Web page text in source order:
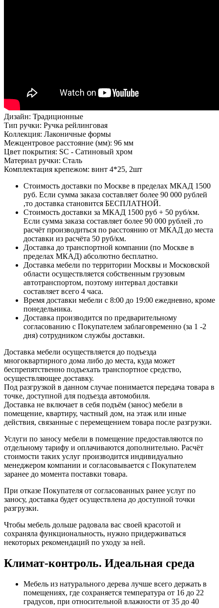
Дизайн: Традиционные
Тип ручки: Ручка рейлинговая
Коллекция: Лаконичные формы
Межцентровое расстояние (мм): 96 мм
Цвет покрытия: SC - Сатиновый хром
Материал ручки: Сталь
Комплектация крепежом: винт 4*25, 2шт
Стоимость доставки по Москве в пределах МКАД 1500
руб. Если сумма заказа составляет более 90 000 рублей
,то доставка становится БЕСПЛАТНОЙ.
Стоимость доставки за МКАД 1500 руб + 50 руб/км.
Если сумма заказа составляет более 90 000 рублей ,то
расчёт производиться по расстоянию от МКАД до места
доставки из расчёта 50 руб/км.
Доставка до транспортной компании (по Москве в
пределах МКАД) абсолютно бесплатно.
Доставка мебели по территории Москвы и Московской
области осуществляется собственным грузовым
автотранспортом, поэтому интервал доставки
составляет всего 4 часа.
Время доставки мебели с 8:00 до 19:00 ежедневно, кроме
понедельника.
Доставка производится по предварительному
согласованию с Покупателем заблаговременно (за 1 -2
дня) сотрудником службы доставки.
Доставка мебели осуществляется до подъезда
многоквартирного дома либо до места, куда может
беспрепятственно подъехать транспортное средство,
осуществляющее доставку.
Под разгрузкой в данном случае понимается передача товара в
точке, доступной для подъезда автомобиля.
Доставка не включает в себя подъём (занос) мебели в
помещение, квартиру, частный дом, на этаж или иные
действия, связанные с перемещением товара после разгрузки.
Услуги по заносу мебели в помещение предоставляются по
отдельному тарифу и оплачиваются дополнительно. Расчёт
стоимости таких услуг производится индивидуально
менеджером компании и согласовывается с Покупателем
заранее до момента поставки товара.
При отказе Покупателя от согласованных ранее услуг по
заносу, доставка будет осуществлена до доступной точки
разгрузки.
Чтобы мебель дольше радовала вас своей красотой и
сохраняла функциональность, нужно придерживаться
некоторых рекомендаций по уходу за ней.
Климат-контроль. Идеальная среда
Мебель из натурального дерева лучше всего держать в
помещениях, где сохраняется температура от 16 до 22
градусов, при относительной влажности от 35 до 40